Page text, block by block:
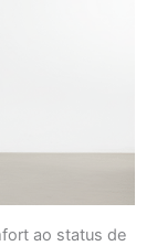
ao status de